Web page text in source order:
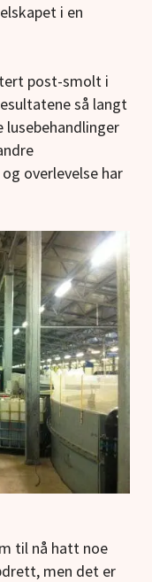
i en
post-smolt i
så langt
overlevelse har
til nå hatt noe
men det er